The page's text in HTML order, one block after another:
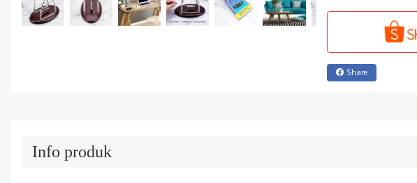
Share
Info produk